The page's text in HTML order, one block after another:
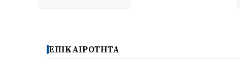
ΕΠΙΚΑΙΡΟΤΗΤΑ